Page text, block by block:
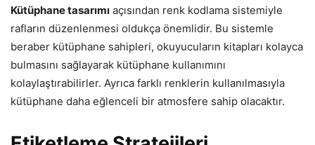
Kütüphane tasarımı açısından renk kodlama sistemiyle
rafların düzenlenmesi oldukça önemlidir. Bu sistemle
beraber kütüphane sahipleri, okuyucuların kitapları kolayca
bulmasını sağlayarak kütüphane kullanımını
kolaylaştırabilirler. Ayrıca farklı renklerin kullanılmasıyla
kütüphane daha eğlenceli bir atmosfere sahip olacaktır.